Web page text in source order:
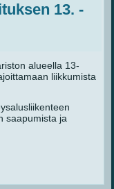
13. -
alueella 13-
liikkumista
saapumista ja